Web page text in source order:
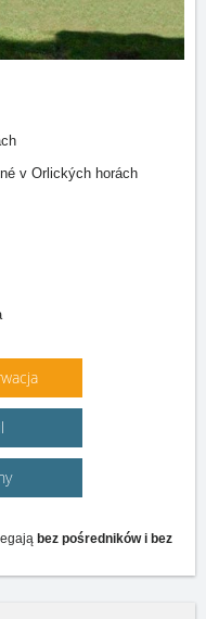
v Orlických horách
bez pośredników i bez